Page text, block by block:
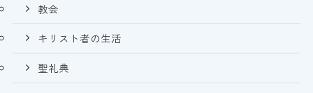
教会
キリスト者の生活
聖礼典